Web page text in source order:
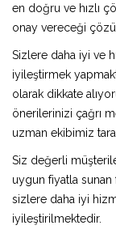
en doğru ve hızlı
onay vereceği
Sizlere daha iyi ve
iyileştirmek
olarak dikkate
önerilerinizi çağrı
uzman ekibimiz
Siz değerli
uygun fiyatla
sizlere daha iyi
iyileştirilmektedir.